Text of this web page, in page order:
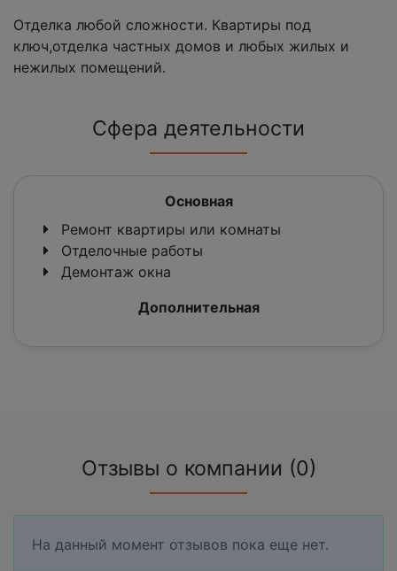
Отделка любой сложности. Квартиры под
ключ,отделка частных домов и любых жилых и
нежилых помещений.
Сфера деятельности
Основная
Ремонт квартиры или комнаты
Отделочные работы
Демонтаж окна
Дополнительная
Отзывы о компании (0)
На данный момент отзывов пока еще нет.